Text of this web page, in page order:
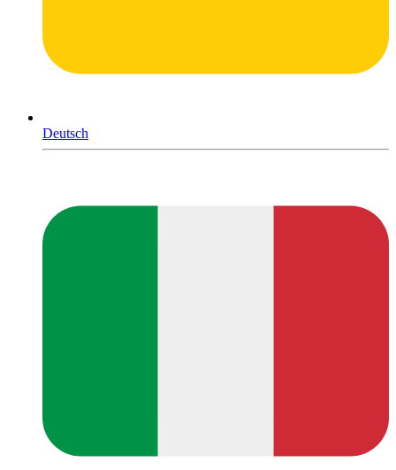
Deutsch